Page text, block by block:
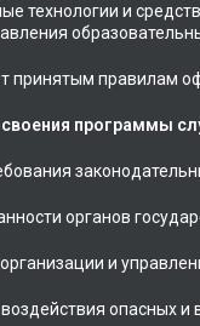
технологии и
принятым правилам
программы
органов
и
опасных